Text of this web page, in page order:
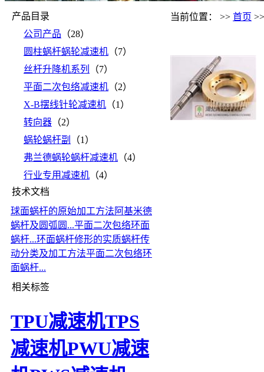
产品目录
公司产品 （28）
圆柱蜗杆蜗轮减速机 （7）
丝杆升降机系列
（7）
平面二次包络减速机 （2）
X-B摆线针轮减速机 （1）
转向器 （2）
蜗轮蜗杆副
（1）
弗兰德蜗轮蜗杆减速机 （4）
行业专用减速机 （4）
技术文档
球面蜗杆的原始加工方法 阿基米德
蜗杆及圆弧圆...平面二次包络环面
蜗杆...环面蜗杆修形的实质蜗杆传
动分类及加工方法平面二次包络环
面蜗杆...
相关标签
TPU减速机TPS
减速机PWU减速
当前位置： >> 首页